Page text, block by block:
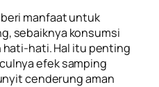
manfaat untuk
sebaiknya konsumsi
hati. Hal itu penting
efek samping
cenderung aman